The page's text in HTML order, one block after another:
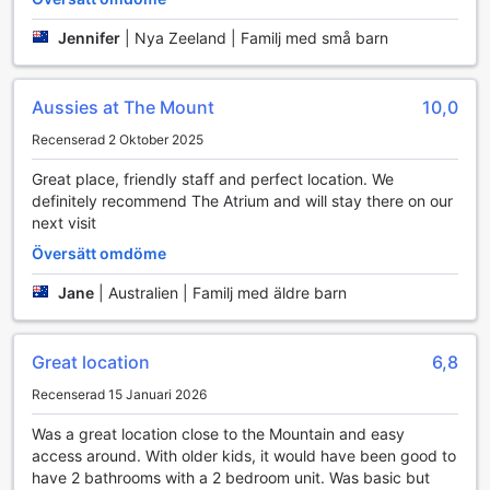
Sportanläggningar på The Atrium i Tauranga
The Atrium i Tauranga erbjuder en imponerande
resenärer och naturälskare. Hotellets fitnesscenter är
modernt utrustat med det senaste inom träningsmaskiner
och fria vikter, vilket ger gästerna möjlighet att hålla sig i
form under sin vistelse. Efter ett intensivt träningspass kan
du koppla av vid den inbjudande utomhuspoolen, där du
kan simma eller njuta av solen på en bekväm solstol.
För dem som söker äventyr erbjuder The Atrium en rad
utomhusaktiviteter. Fiska i de natursköna omgivningarna,
dyka i kristallklara vatten eller paddla kanot längs kusten.
vandringslederna som sträcker sig genom den omgivande
naturen, medan vindsurfing på de närliggande stränderna
själva. Med så många alternativ för sport och rekreation, är
minnesvärd semester.
Jennifer Nya Zeeland | Familj med små barn
Aussies at The Mount 10,0
Recenserad 2 Oktober 2025
Great place, friendly staff and perfect location. We
definitely recommend The Atrium and will stay there on our
next visit
Översätt omdöme
Jane Australien | Familj med äldre barn
Great location 6,8
Recenserad 15 Januari 2026
Was a great location close to the Mountain and easy
access around. With older kids, it would have been good to
have 2 bathrooms with a 2 bedroom unit. Was basic but